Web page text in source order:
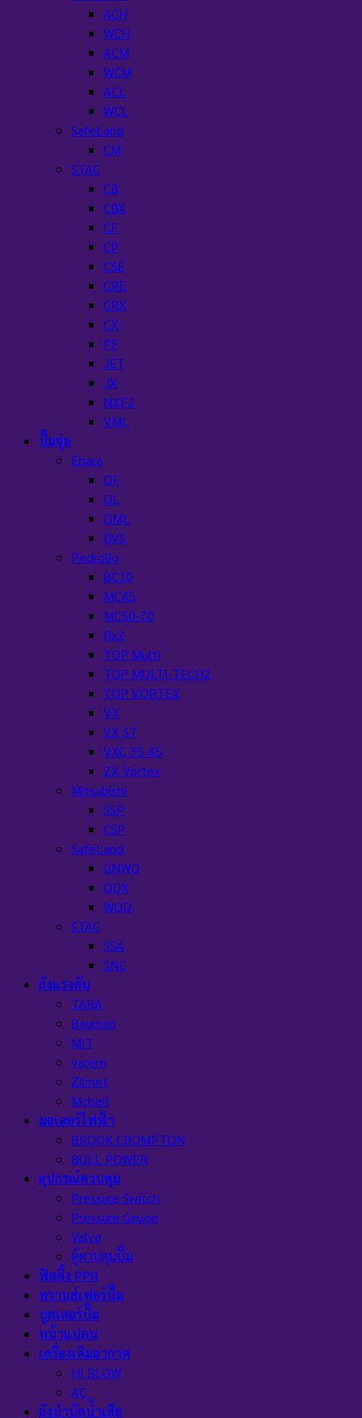
ACH
WCH
ACM
WCM
ACL
WCL
SafeLand
CM
STAC
CB
CBX
CF
CP
CSE
CRE
CRX
CX
PF
JET
JX
NXF2
VML
ปั๊มจุ่ม
Ebara
DF
DL
DML
DVS
Pedrollo
BC10
MC45
MC50-70
Rx2
TOP Multi
TOP MULTI-TECH2
TOP VORTEX
VX
VX ST
VXC 35-45
ZX Vortex
Mitsubishi
SSP
CSP
SafeLand
GNWQ
QDX
WQD
STAC
SSA
SNC
ถังแรงดัน
TARA
Bauman
MIT
varem
Zilmet
Mcbell
มอเตอร์ไฟฟ้า
BROOK CROMPTON
BULL POWER
อุปกรณ์ควบคุม
Pressure Switch
Pressure Gauge
Valve
ตู้ควบคุมปั๊ม
ฟิตติ้ง PPR
ทรานส์เฟอร์ปั๊ม
บูสเตอร์ปั๊ม
หน้าแปลน
เครื่องเติมอากาศ
HI BLOW
AC
ถังบำบัดน้ำเสีย